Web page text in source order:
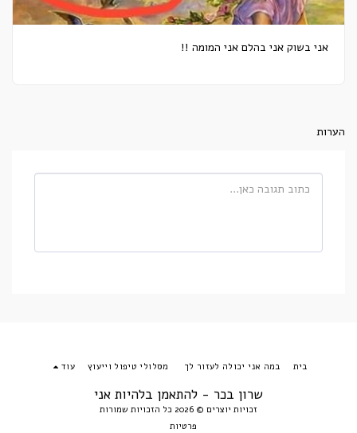
אני בשוק אני בהלם אני המומה !!
הערות
שרון בכר - להתאמן בלהיות אני
זכויות יוצרים © 2026 כל הזכויות שמורות
פרטיות
בית במה אני יכולה לעזור לך מסלולי טיפול וייעוץ עוד